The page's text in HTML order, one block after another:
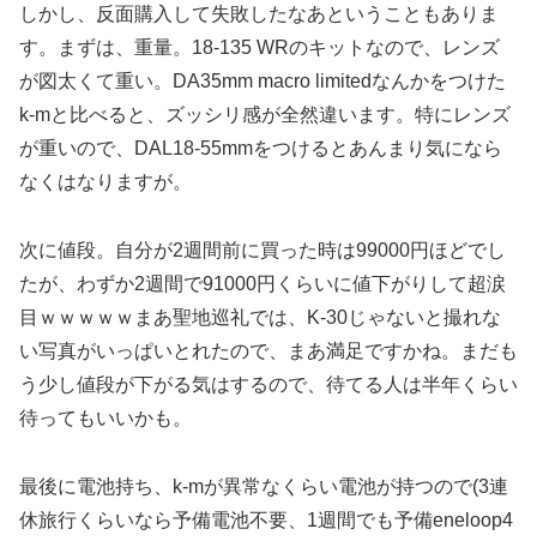
しかし、反面購入して失敗したなあということもありま
す。まずは、重量。18-135 WRのキットなので、レンズ
が図太くて重い。DA35mm macro limitedなんかをつけた
k-mと比べると、ズッシリ感が全然違います。特にレンズ
が重いので、DAL18-55mmをつけるとあんまり気になら
なくはなりますが。
次に値段。自分が2週間前に買った時は99000円ほどでし
たが、わずか2週間で91000円くらいに値下がりして超涙
目ｗｗｗｗｗまあ聖地巡礼では、K-30じゃないと撮れな
い写真がいっぱいとれたので、まあ満足ですかね。まだも
う少し値段が下がる気はするので、待てる人は半年くらい
待ってもいいかも。
最後に電池持ち、k-mが異常なくらい電池が持つので(3連
休旅行くらいなら予備電池不要、1週間でも予備eneloop4